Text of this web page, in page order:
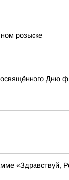
розыске
Дню
«Здравствуй,